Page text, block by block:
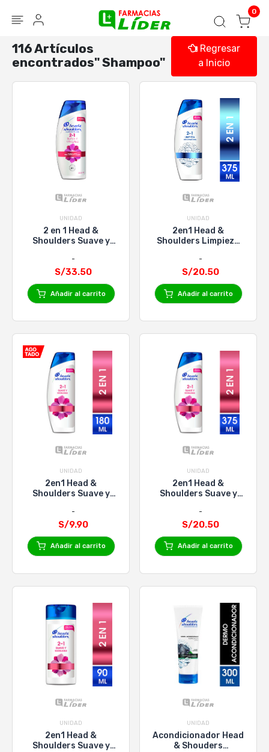
Seguir mi pedido 0
116 Artículos
encontrados" Shampoo"
Regresar
a Inicio
UNIDAD
2 en 1 Head &
Shoulders Suave y
650 Ml
S/33.50
Añadir al carrito
UNIDAD
2en1 Head &
Shoulders Limpieza
375 Ml
S/20.50
Añadir al carrito
UNIDAD
2en1 Head &
Shoulders Suave y
180 Ml
S/9.90
Añadir al carrito
UNIDAD
2en1 Head &
Shoulders Suave y
375 Ml
S/20.50
Añadir al carrito
UNIDAD
2en1 Head &
Shoulders Suave y
UNIDAD
Acondicionador Head
& Shouders